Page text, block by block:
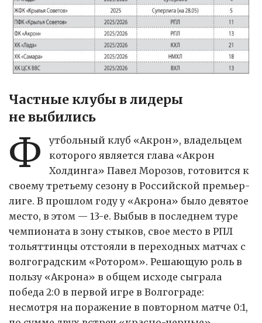
Частные клубы в лидеры
не выбились
Ф
утбольный клуб «Акрон», владельцем
которого является глава «Акрон
Холдинга» Павел Морозов, готовится к
своему третьему сезону в Российской премьер-
лиге. В прошлом году у «Акрона» было девятое
место, в этом — 13-е. Выбыв в последнем туре
чемпионата в зону стыков, свое место в РПЛ
тольяттинцы отстояли в переходных матчах с
волгоградским «Ротором». Решающую роль в
пользу «Акрона» в общем исходе сыграла
победа 2:0 в первой игре в Волгограде:
несмотря на поражение в повторном матче 0:1,